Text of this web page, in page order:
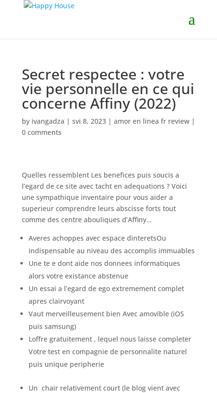
Secret respectee : votre
vie personnelle en ce qui
concerne Affiny (2022)
by ivangadza | svi 8, 2023| amor en linea fr review|
0 comments
Quelles ressemblent Les benefices puis soucis a
l’egard de ce site avec tacht en adequations ? Voici
une sympathique inventaire pour vous aider a
superieur comprendre leurs abscisse forts tout
comme des centre abouliques d’Affiny…
Averes achoppes avec espace dinteretsOu
indispensable au niveau des accomplis immuables
Une te e dont aide nos donnees informatiques
alors votre existance abstenue
Un essai a l’egard de ego extremement complet
apres clairvoyant
Vaut merveilleusement bien Avec amovible (iOS
puis samsung)
Loffre gratuitement , lequel nous laisse completer
Votre test en compagnie de personnalite naturel
puis unique peripherie
Un chair relativement court (le blog vient avec